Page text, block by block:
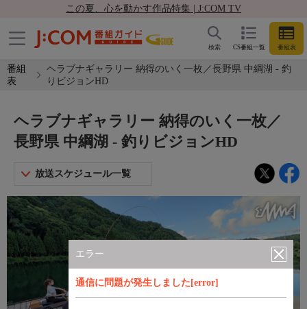
この夏、心を動かす作品特集 | J:COM TV
CS番組一覧 番組表
検索
番組
表
ヘラブナギャラリー 納得のいく一枚／長野県 中綱湖 - 釣
りビジョンHD
エラー
通信に問題が発生しました[error]
ヘラブナギャラリー 納得のいく一枚／
長野県 中綱湖 - 釣りビジョンHD
放送スケジュール一覧